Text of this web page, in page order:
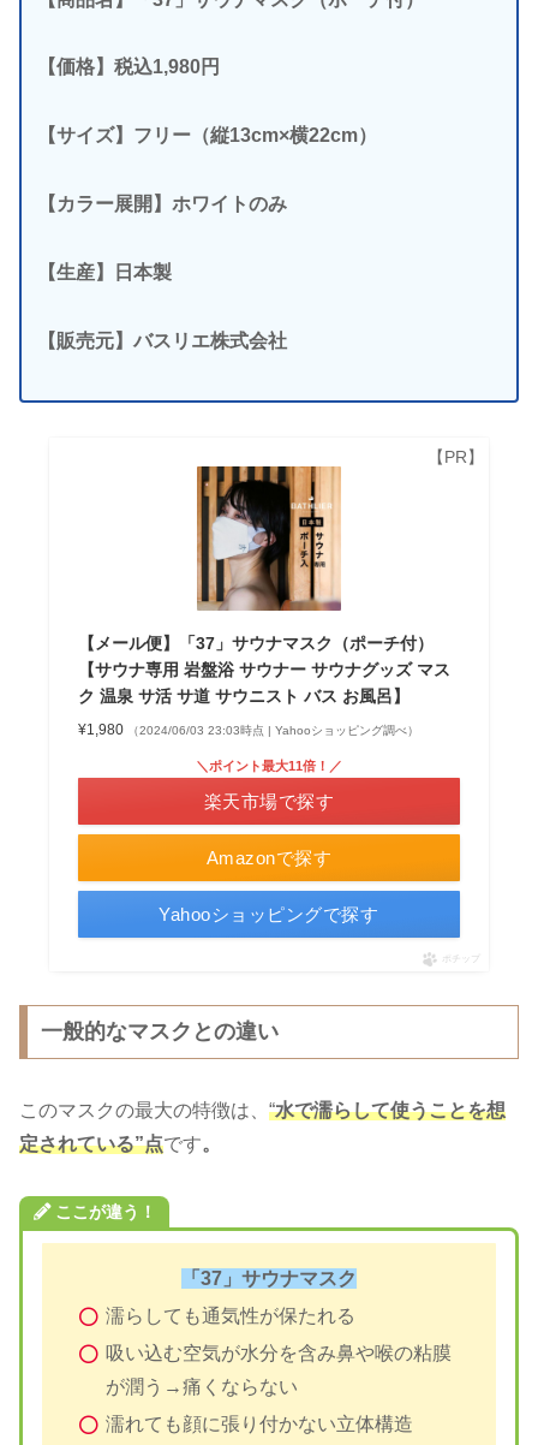
【価格】税込1,980円
【サイズ】フリー（縦13cm×横22cm）
【カラー展開】ホワイトのみ
【生産】日本製
【販売元】バスリエ株式会社
【メール便】「37」サウナマスク（ポーチ付）
【サウナ専用 岩盤浴 サウナー サウナグッズ マス
ク 温泉 サ活 サ道 サウニスト バス お風呂】
¥1,980 （2024/06/03 23:03時点 | Yahooショッピング調べ）
Amazonで探す
＼ポイント最大11倍！／
楽天市場で探す
Yahooショッピングで探す
ポチップ
一般的なマスクとの違い
このマスクの最大の特徴は、 “水で濡らして使うことを想
定されている”点です。
ここが違う！
「37」サウナマスク
濡らしても通気性が保たれる
吸い込む空気が水分を含み鼻や喉の粘膜
が潤う→痛くならない
濡れても顔に張り付かない立体構造